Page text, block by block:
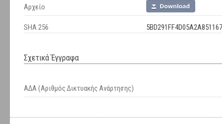
Αρχείο
SHA 256
Σχετικά Έγγραφα
ΑΔΑ (Αριθμός Δικτυακής Ανάρτησης)